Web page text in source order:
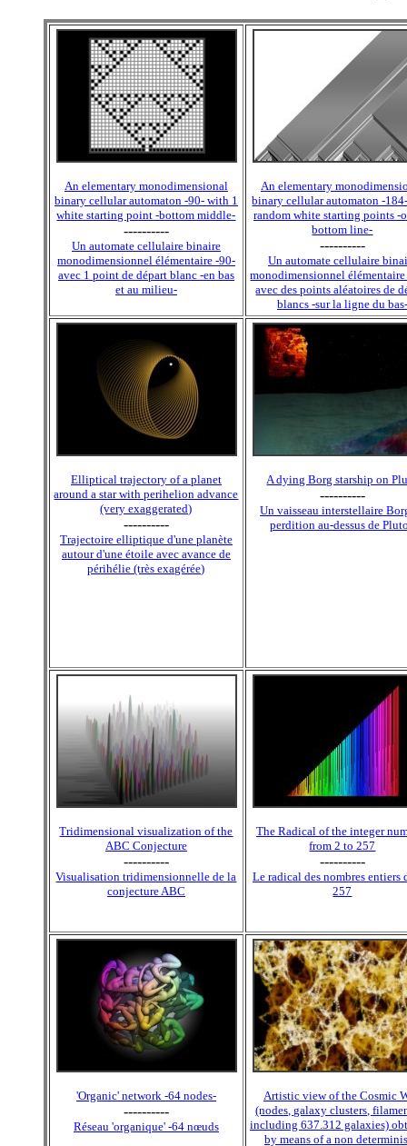
An elementary monodimensional
binary cellular automaton -90- with 1
white starting point -bottom middle-
----------
Un automate cellulaire binaire
monodimensionnel élémentaire -90-
avec 1 point de départ blanc -en bas
et au milieu-
An elementary
binary cellular automaton -
random white starting points -
bottom line-
----------
Un automate cellulaire
monodimensionnel
avec des points aléatoires de
blancs -sur la ligne du bas-
Elliptical trajectory of a planet
around a star with perihelion advance
(very exaggerated)
----------
Trajectoire elliptique d'une planète
autour d'une étoile avec avance de
périhélie (très exagérée)
A dying Borg starship on
----------
Un vaisseau interstellaire
perdition au-dessus de
Tridimensional visualization of the
ABC Conjecture
----------
Visualisation tridimensionnelle de la
conjecture ABC
The Radical of the integer
from 2 to 257
----------
Le radical des nombres entiers
257
'Organic' network -64 nodes-
----------
Réseau 'organique' -64 nœuds
Artistic view of the Cosmic
(nodes, galaxy clusters,
including 637.312 galaxies)
by means of a non